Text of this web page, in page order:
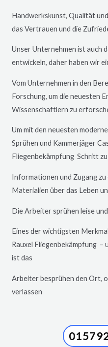
Handwerkskunst, Qualität
das Vertrauen und die
Unser Unternehmen ist auch
entwickeln, daher haben wir
Vom Unternehmen in den
Forschung, um die neuesten
Wissenschaftlern zu
Um mit den neuesten
Sprühen und Kammerjäger
Fliegenbekämpfung Schritt
Informationen und Zugang
Materialien über das Leben
Die Arbeiter sprühen leise
Eines der wichtigsten
Rauxel Fliegenbekämpfung –
ist das
Arbeiter besprühen den Ort,
verlassen